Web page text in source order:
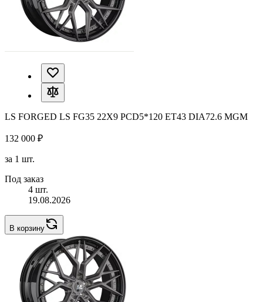
LS FORGED LS FG35 22X9 PCD5*120 ET43 DIA72.6 MGM
132 000 ₽
за 1 шт.
Под заказ
4 шт.
19.08.2026
В корзину